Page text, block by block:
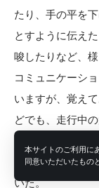
本サイトのご利用に
同意いただいたもの
たり、手の平を
とすように伝え
唆したりなど、
コミュニケーシ
いますが、覚え
どでも、走行中
使用例：対向車
いた。